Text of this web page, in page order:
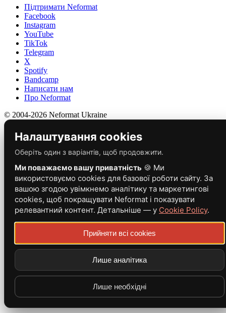
Підтримати Neformat
Facebook
Instagram
YouTube
TikTok
Telegram
X
Spotify
Bandcamp
Написати нам
Про Neformat
© 2004-2026 Neformat Ukraine
Налаштування cookies
Оберіть один з варіантів, щоб продовжити.
Ми поважаємо вашу приватність 🍪 Ми
використовуємо cookies для базової роботи сайту. За
вашою згодою увімкнемо аналітику та маркетингові
cookies, щоб покращувати Neformat і показувати
релевантний контент. Детальніше — у Cookie Policy.
Прийняти всі cookies
Лише аналітика
Лише необхідні